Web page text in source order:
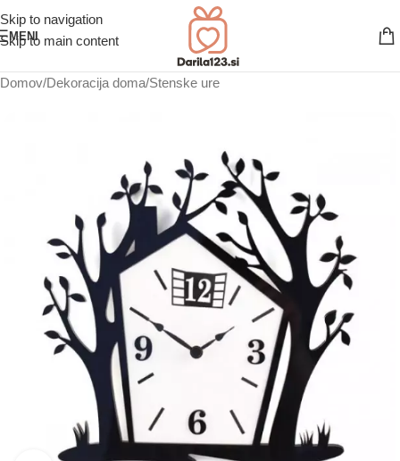
Skip to navigation
Skip to main content
MENI
Domov/Dekoracija doma/Stenske ure